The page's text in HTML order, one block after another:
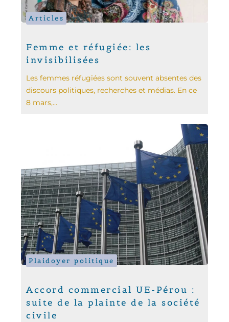
Articles
Femme et réfugiée: les
invisibilisées
Les femmes réfugiées sont souvent absentes des
discours politiques, recherches et médias. En ce
8 mars,...
Plaidoyer politique
Accord commercial UE-Pérou :
suite de la plainte de la société
civile